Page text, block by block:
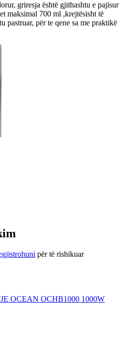
griresja është gjithashtu e pajisur
maksimal 700 ml ,krejtësisht të
pastruar, për te qene sa me praktikë
për të rishikuar
OCEAN OCHB1000 1000W